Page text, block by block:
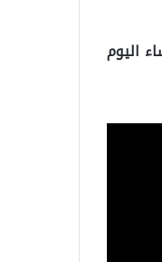
اليوم